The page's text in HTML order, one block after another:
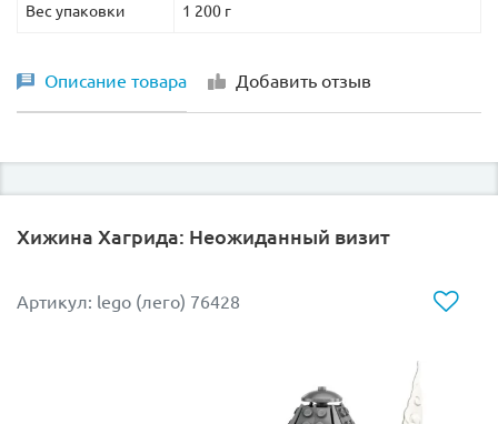
Вес упаковки 1 200 г
Описание товара Добавить отзыв
Хижина Хагрида: Неожиданный визит
Артикул: lego (лего) 76428